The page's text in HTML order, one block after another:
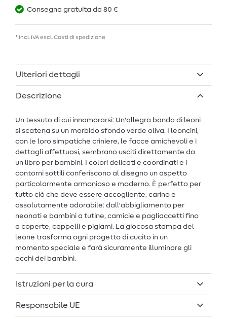
Consegna gratuita da 80 €
* incl. IVA escl. Costi di spedizione
Ulteriori dettagli
Descrizione
Un tessuto di cui innamorarsi: Un'allegra banda di leoni
si scatena su un morbido sfondo verde oliva. I leoncini,
con le loro simpatiche criniere, le facce amichevoli e i
dettagli affettuosi, sembrano usciti direttamente da
un libro per bambini. I colori delicati e coordinati e i
contorni sottili conferiscono al disegno un aspetto
particolarmente armonioso e moderno. È perfetto per
tutto ciò che deve essere accogliente, carino e
assolutamente adorabile: dall'abbigliamento per
neonati e bambini a tutine, camicie e pagliaccetti fino
a coperte, cappelli e pigiami. La giocosa stampa del
leone trasforma ogni progetto di cucito in un
momento speciale e farà sicuramente illuminare gli
occhi dei bambini.
Istruzioni per la cura
Responsabile UE